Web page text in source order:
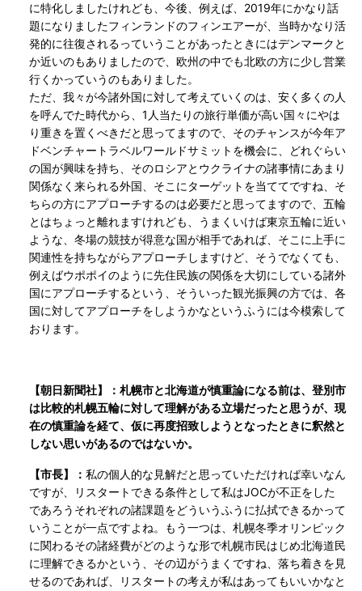
に特化しましたけれども、今後、例えば、2019年にかなり話
題になりましたフィンランドのフィンエアーが、当時かなり活
発的に往復されるっていうことがあったときにはデンマークと
か近いのもありましたので、欧州の中でも北欧の方に少し営業
行くかっていうのもありました。
ただ、我々が今諸外国に対して考えていくのは、安く多くの人
を呼んでた時代から、1人当たりの旅行単価が高い国々にやは
り重きを置くべきだと思ってますので、そのチャンスが今年ア
ドベンチャートラベルワールドサミットを機会に、どれぐらい
の国が興味を持ち、そのロシアとウクライナの諸事情にあまり
関係なく来られる外国、そこにターゲットを当ててですね、そ
ちらの方にアプローチするのは必要だと思ってますので、五輪
とはちょっと離れますけれども、うまくいけば東京五輪に近い
ような、冬場の競技が得意な国が相手であれば、そこに上手に
関連性を持ちながらアプローチしますけど、そうでなくても、
例えばウポポイのように先住民族の関係を大切にしている諸外
国にアプローチするという、そういった観光振興の方では、各
国に対してアプローチをしようかなというふうには今模索して
おります。
【朝日新聞社】：札幌市と北海道が慎重論になる前は、登別市
は比較的札幌五輪に対して理解がある立場だったと思うが、現
在の慎重論を経て、仮に再度招致しようとなったときに釈然と
しない思いがあるのではないか。
【市長】： 私の個人的な見解だと思っていただければ幸いなん
ですが、リスタートできる条件として私はJOCが不正をした
であろうそれぞれの諸課題をどういうふうに払拭できるかって
いうことが一点ですよね。もう一つは、札幌冬季オリンピック
に関わるその諸経費がどのような形で札幌市民はじめ北海道民
に理解できるかという、その辺がうまくですね、落ち着きを見
せるのであれば、リスタートの考えが私はあってもいいかなと